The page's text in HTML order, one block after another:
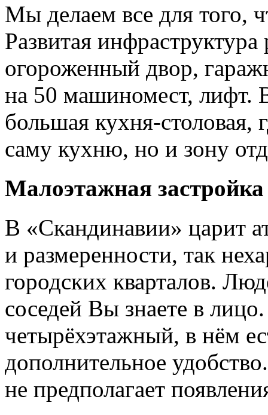
Мы делаем все для того,
Развитая
огороженный двор,
на 50 машиномест, лифт.
большая кухня-столовая,
саму кухню, но и зону
Малоэтажная застройка
В «Скандинавии» царит
и размеренности, так
городских кварталов.
соседей Вы знаете в
четырёхэтажный, в нём
дополнительное
не предполагает